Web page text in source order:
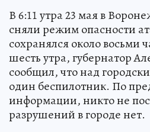
В 6:11 утра 23 мая в
сняли режим опасности
сохранялся около восьми
шесть утра, губернатор
сообщил, что над
один беспилотник. По
информации, никто не
разрушений в городе нет.